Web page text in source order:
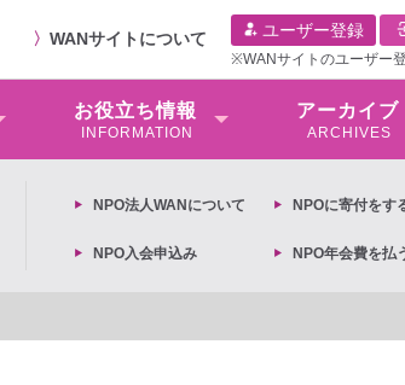
〉 WANサイトについて ユーザー登録
※WANサイトのユーザー
お役⽴ち情報
INFORMATION
アーカイブ
ARCHIVES
NPO法⼈WANについて NPOに寄付をす
NPO入会申込み NPO年会費を払